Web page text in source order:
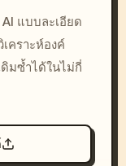
sunset, neon
--v 6.0
แบบละเอียด
คราะห์องค์
มซ้ำได้ในไม่กี่